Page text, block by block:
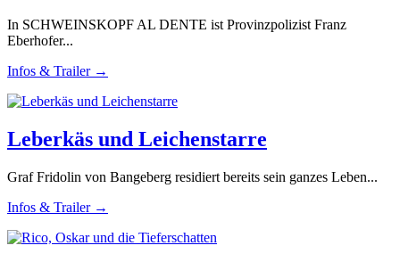
In SCHWEINSKOPF AL DENTE ist Provinzpolizist Franz
Eberhofer...
Infos & Trailer →
Leberkäs und Leichenstarre
Graf Fridolin von Bangeberg residiert bereits sein ganzes Leben...
Infos & Trailer →